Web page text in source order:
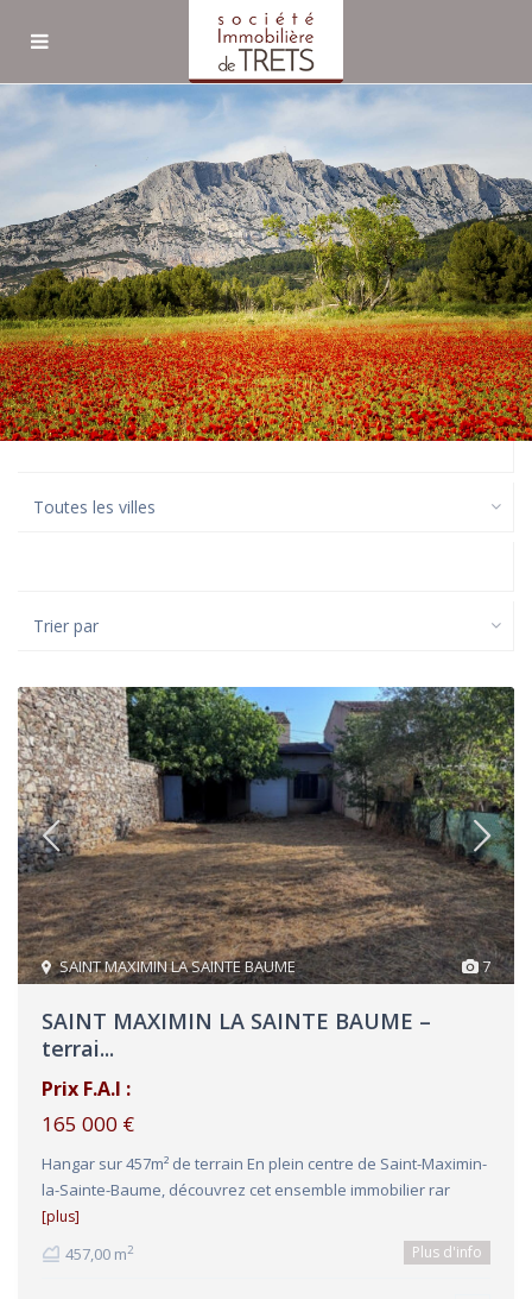
Recherche avancée
Propriétés listés en tant
que Terrains
Location ou Achat
Terrains
Toutes les villes
Trier par
7
SAINT MAXIMIN LA SAINTE BAUME
SAINT MAXIMIN LA SAINTE BAUME –
terrai...
Prix F.A.I :
165 000 €
Hangar sur 457m² de terrain En plein centre de Saint-Maximin-
la-Sainte-Baume, découvrez cet ensemble immobilier rar
[plus]
457,00 m2 Plus d'info